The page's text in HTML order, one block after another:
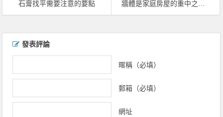
石膏找平需要注意的要點
牆體是家庭房屋的重中之重 牆體改造要注意的事項
發表評論
暱稱（必填）
郵箱（必填）
網址